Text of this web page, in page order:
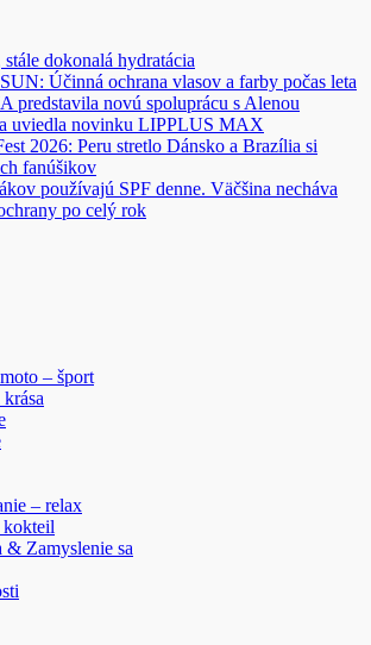
dokonalá hydratácia
Účinná ochrana vlasov a farby počas leta
predstavila novú spoluprácu s Alenou
uviedla novinku LIPPLUS MAX
2026: Peru stretlo Dánsko a Brazília si
fanúšikov
používajú SPF denne. Väčšina necháva
po celý rok
– šport
– relax
kokteil
& Zamyslenie sa